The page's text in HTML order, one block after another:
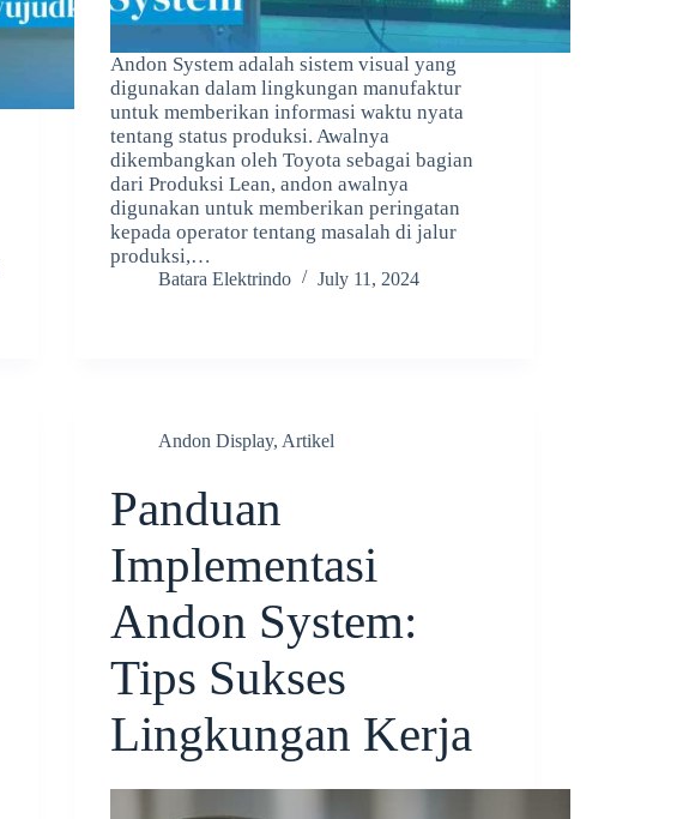
Andon System adalah sistem visual yang
digunakan dalam lingkungan manufaktur
untuk memberikan informasi waktu nyata
tentang status produksi. Awalnya
dikembangkan oleh Toyota sebagai bagian
dari Produksi Lean, andon awalnya
digunakan untuk memberikan peringatan
kepada operator tentang masalah di jalur
produksi,…
Batara Elektrindo July 11, 2024
Andon Display, Artikel
Panduan
Implementasi
Andon System:
Tips Sukses
Lingkungan Kerja